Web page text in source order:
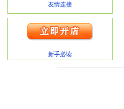
友情连接
新手必读